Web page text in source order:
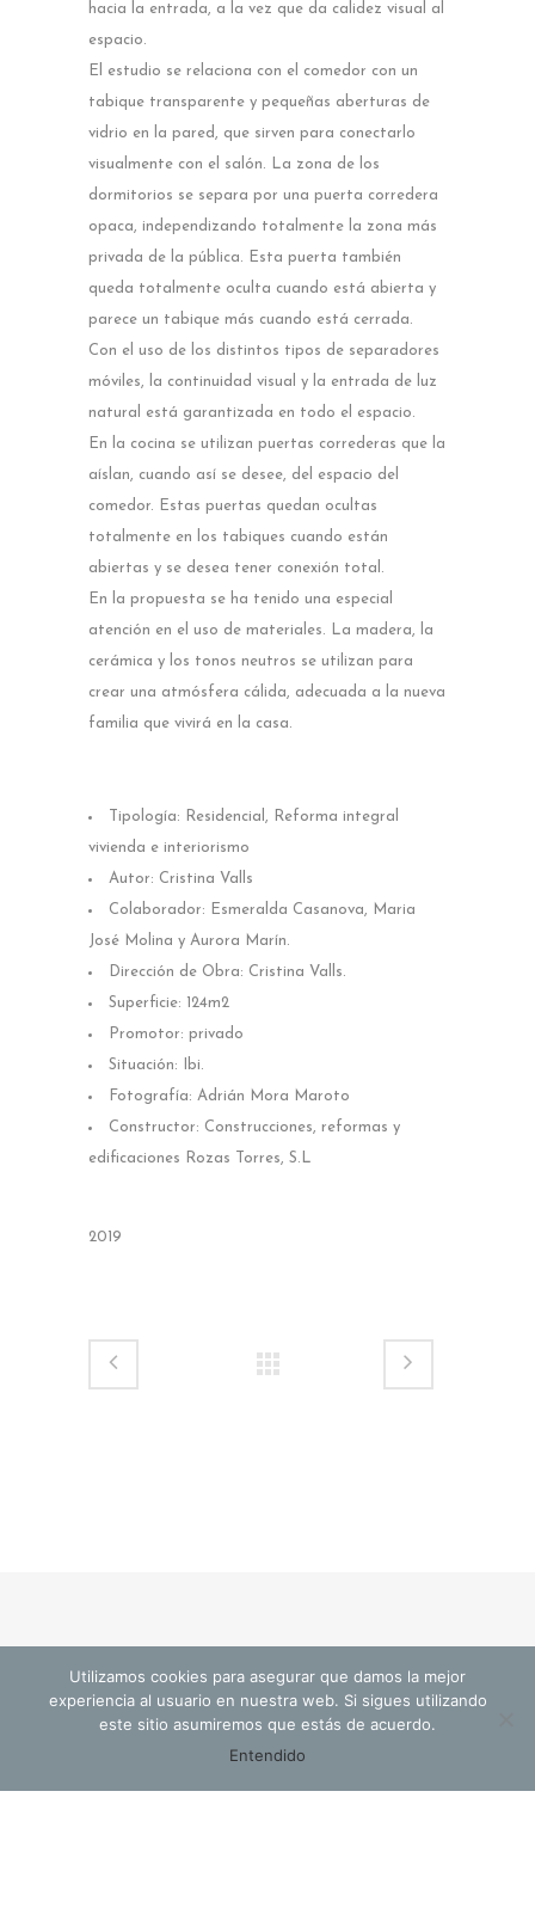
hacia la entrada, a la vez que da calidez visual al
espacio.
El estudio se relaciona con el comedor con un
tabique transparente y pequeñas aberturas de
vidrio en la pared, que sirven para conectarlo
visualmente con el salón. La zona de los
dormitorios se separa por una puerta corredera
opaca, independizando totalmente la zona más
privada de la pública. Esta puerta también
queda totalmente oculta cuando está abierta y
parece un tabique más cuando está cerrada.
Con el uso de los distintos tipos de separadores
móviles, la continuidad visual y la entrada de luz
natural está garantizada en todo el espacio.
En la cocina se utilizan puertas correderas que la
aíslan, cuando así se desee, del espacio del
comedor. Estas puertas quedan ocultas
totalmente en los tabiques cuando están
abiertas y se desea tener conexión total.
En la propuesta se ha tenido una especial
atención en el uso de materiales. La madera, la
cerámica y los tonos neutros se utilizan para
crear una atmósfera cálida, adecuada a la nueva
familia que vivirá en la casa.
Tipología: Residencial, Reforma integral
vivienda e interiorismo
Autor: Cristina Valls
Colaborador: Esmeralda Casanova, Maria
José Molina y Aurora Marín.
Dirección de Obra: Cristina Valls.
Superficie: 124m2
Promotor: privado
Situación: Ibi.
Fotografía: Adrián Mora Maroto
Constructor: Construcciones, reformas y
edificaciones Rozas Torres, S.L
2019
© Cristina Valls Arquitectura
Utilizamos cookies para asegurar que damos la mejor
experiencia al usuario en nuestra web. Si sigues utilizando
este sitio asumiremos que estás de acuerdo.
Entendido